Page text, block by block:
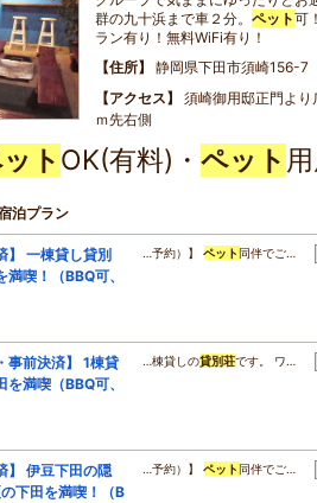
群の九十浜まで車２分。 ペット可
ラン有り！無料WiFi有り！
住所
静岡県下田市須崎156-7
アクセス
須崎御用邸正門よ
ｍ先右側
ト OK(有料)・ ペット
泊プラン
】 一棟貸し貸別
喫！（BBQ可、
…予約）】ペット 同伴でご…
事前決済】 1棟貸
満喫（BBQ可、
…棟貸しの貸別荘です。 ワ…
】 伊豆下田の隠
下田を満喫！（B
…予約）】ペット 同伴でご…